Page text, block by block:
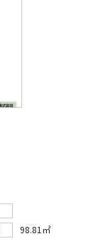
98.81㎡